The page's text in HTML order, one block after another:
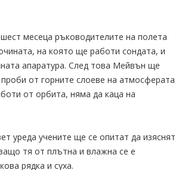
месеца ръководителите на полета
на която ще работи сондата, и
апаратура. След това Мейвън ще
от горните слоеве на атмосферата
от орбита, няма да каца на
уреда учените ще се опитат да изяснят
тя от плътна и влажна се е
рядка и суха.